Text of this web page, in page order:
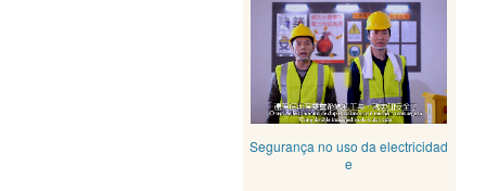
Segurança no uso da electricidad
e